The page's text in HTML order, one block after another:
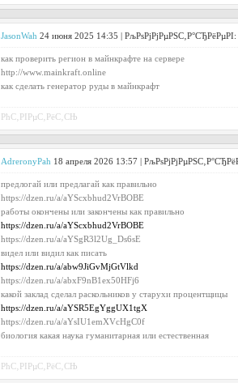
JasonWah 24 июня 2025 14:35 |
как проверить регион в майнкрафте на сервере
http://www.mainkraft.online
как сделать генератор руды в майнкрафт
РћС‚РІРµС‚РёС‚СЊ
AdreronyPah 18 апреля 2026 13:57 |
предлогай или предлагай как правильно
https://dzen.ru/a/aYScxbhud2VrBOBE
работы окончены или закончены как правильно
https://dzen.ru/a/aYScxbhud2VrBOBE
https://dzen.ru/a/aYSgR3l2Ug_Ds6sE
видел или видил как писать
https://dzen.ru/a/abw9JiGvMjGtVlkd
https://dzen.ru/a/abxF9nB1ex50HFj6
какой заклад сделал раскольников у старухи процентщицы
https://dzen.ru/a/aYSR5EgYggUX1tgX
https://dzen.ru/a/aYsIU1emXVcHgC0f
биология какая наука гуманитарная или естественная
РћС‚РІРµС‚РёС‚СЊ